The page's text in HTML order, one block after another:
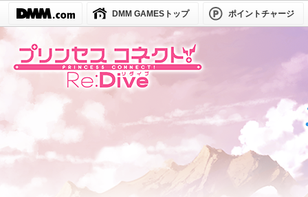
DMM GAMESトップ ポイントチャージ